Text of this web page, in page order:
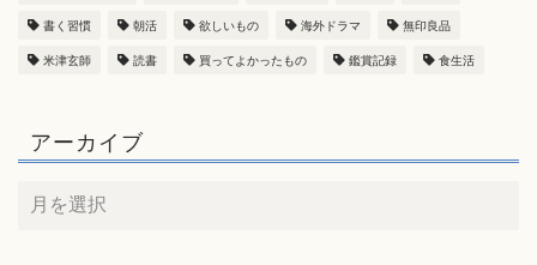
書く習慣 朝活 欲しいもの 海外ドラマ 無印良品
米津玄師 読書 買ってよかったもの 鑑賞記録 食生活
アーカイブ